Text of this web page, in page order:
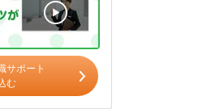
サポート
む